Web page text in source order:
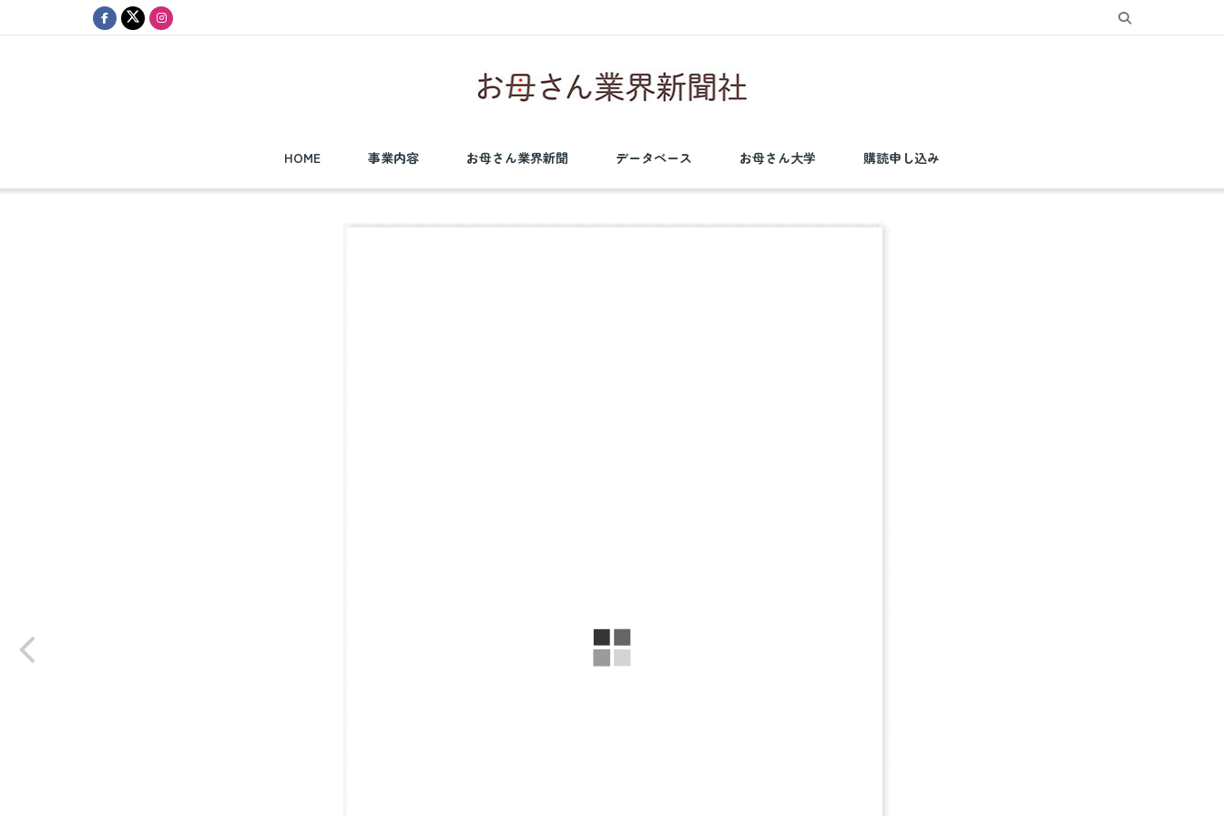
HOME 事業内容 お母さん業界新聞 データベース お母さん大学 購読申し込み